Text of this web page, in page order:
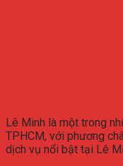
Lê Minh là một trong
TPHCM, với phương
dịch vụ nổi bật tại Lê